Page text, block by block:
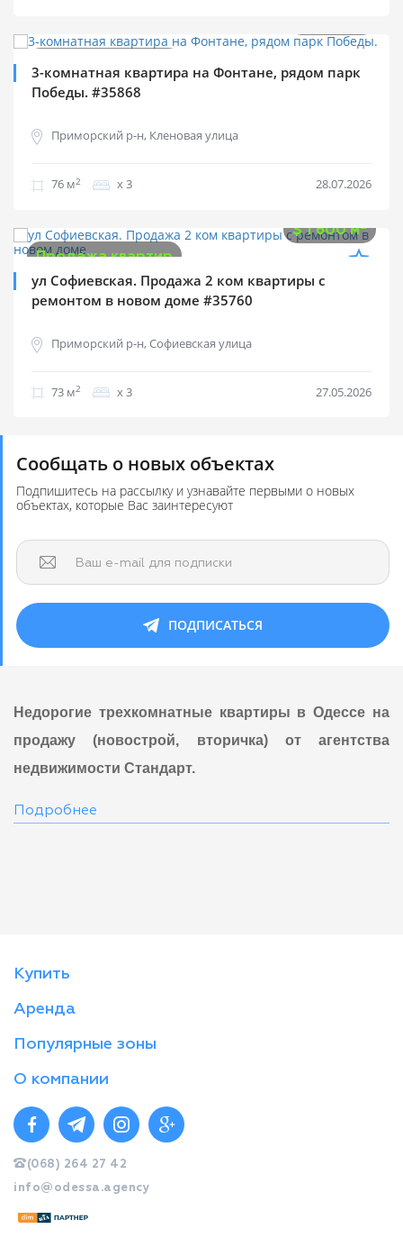
3-комнатная квартира на Фонтане, рядом парк
Победы. #35868
Приморский р-н, Кленовая улица
76 м2 х 3 28.07.2026
$1 600 м2
Продажа квартир
ул Софиевская. Продажа 2 ком квартиры с
ремонтом в новом доме #35760
Приморский р-н, Софиевская улица
73 м2 х 3 27.05.2026
Сообщать о новых объектах
Подпишитесь на рассылку и узнавайте первыми о новых
объектах, которые Вас заинтересуют
Ваш e-mail для подписки
ПОДПИСАТЬСЯ
Недорогие трехкомнатные квартиры в Одессе на
продажу (новострой, вторичка) от агентства
недвижимости Стандарт.
Подробнее
Купить
Аренда
Популярные зоны
О компании
(068) 264 27 42
info@odessa.agency